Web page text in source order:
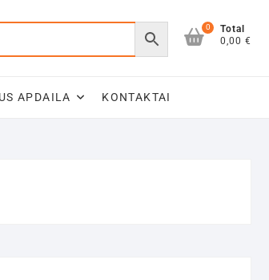
0
Total
0,00 €
APDAILA KONTAKTAI